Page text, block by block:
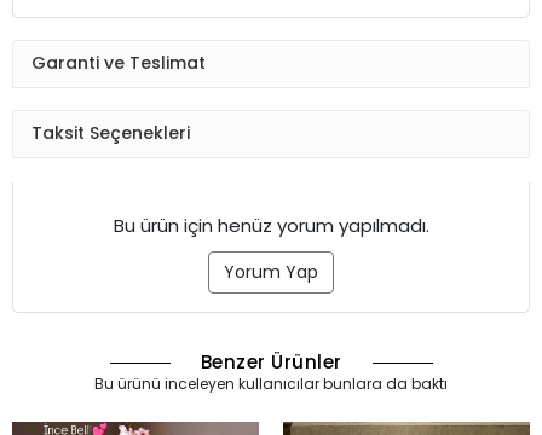
Garanti ve Teslimat
Taksit Seçenekleri
Bu ürün için henüz yorum yapılmadı.
Yorum Yap
Benzer Ürünler
Bu ürünü inceleyen kullanıcılar bunlara da baktı